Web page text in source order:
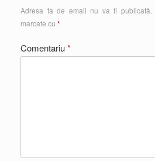
Adresa ta de email nu va fi publicată.
marcate cu *
Comentariu*